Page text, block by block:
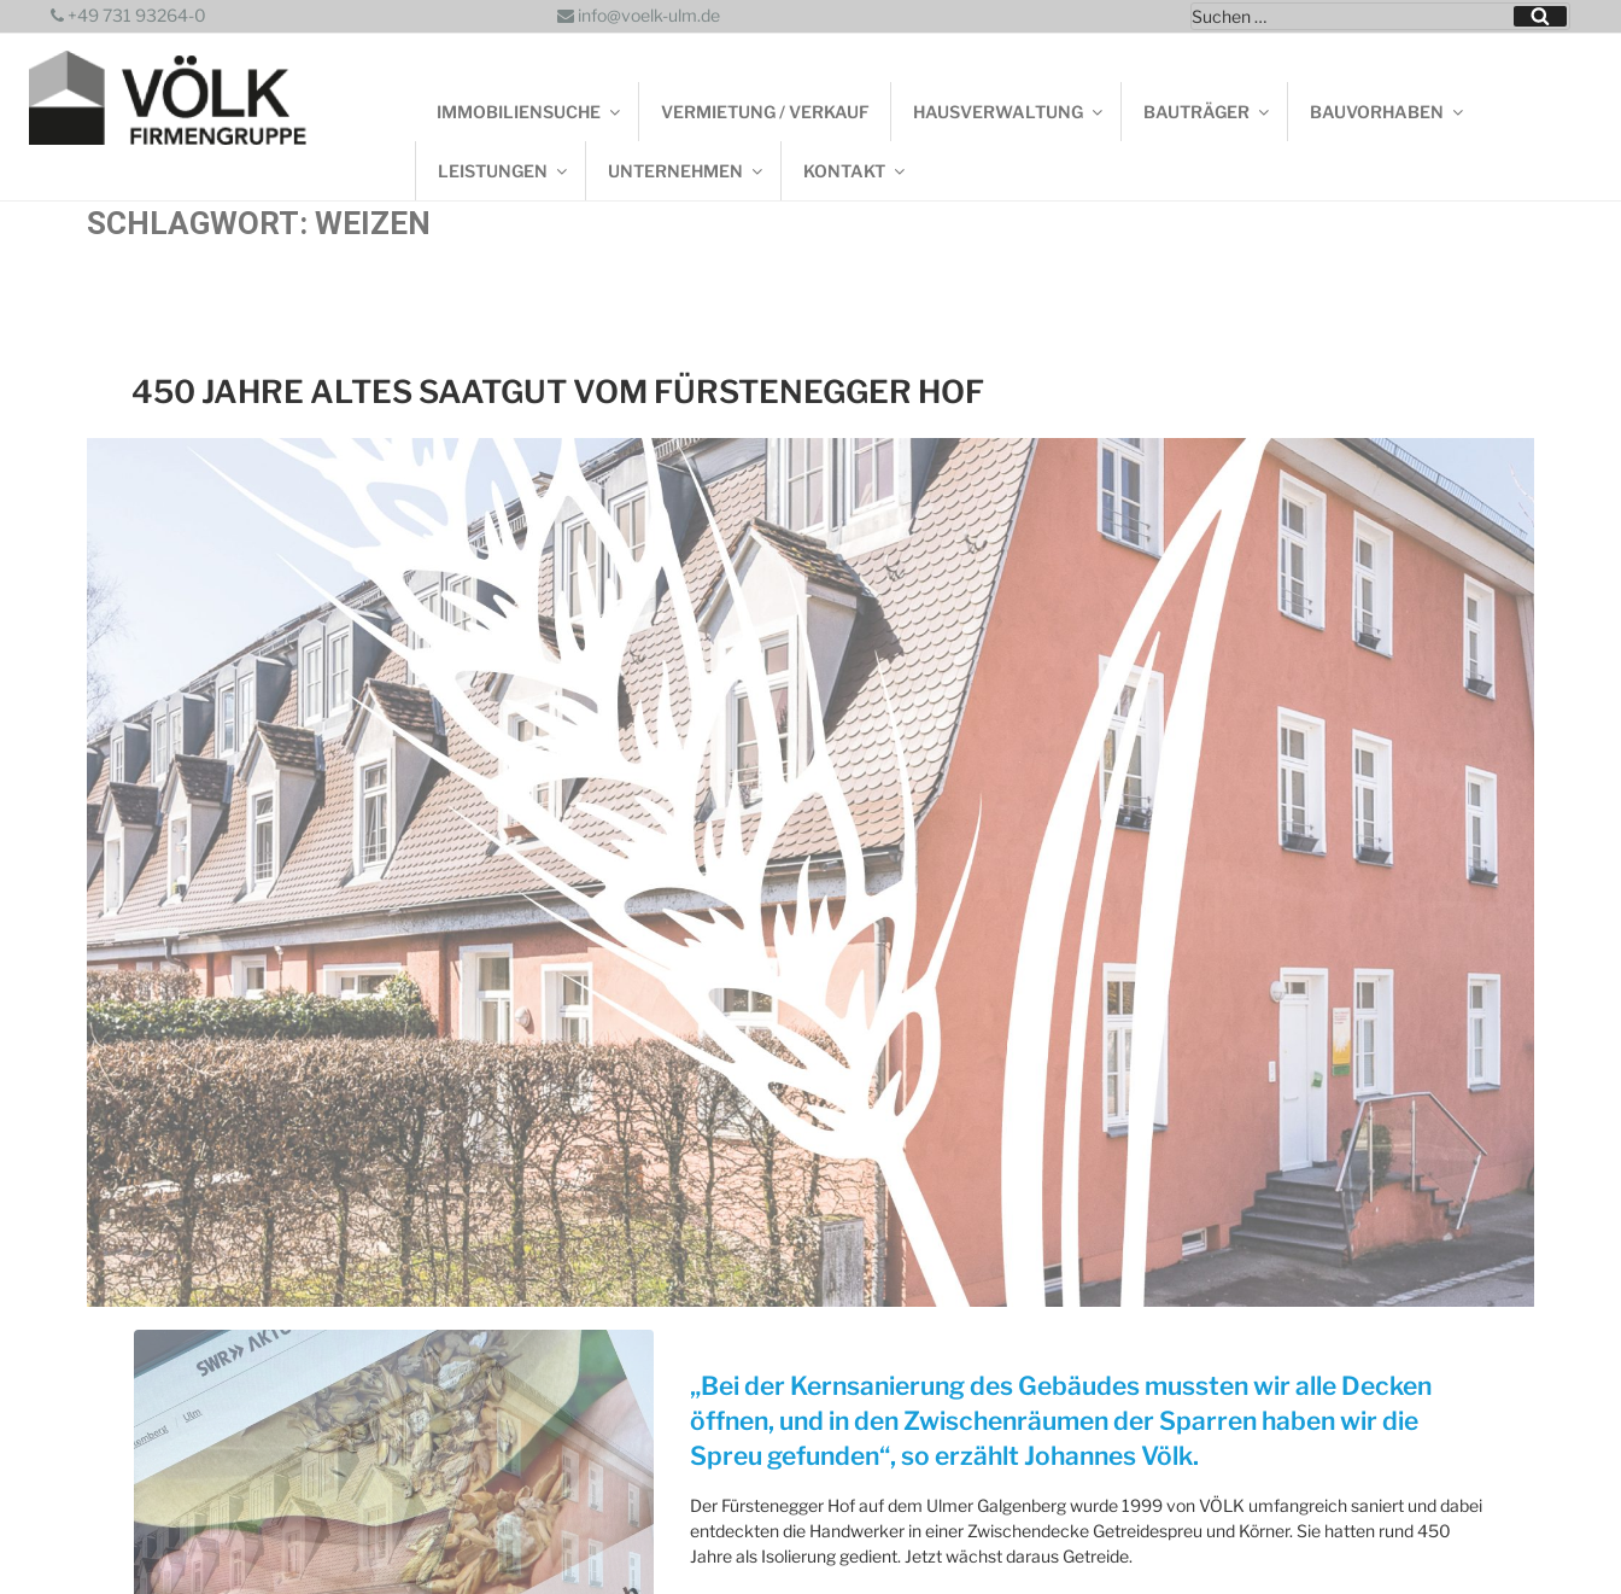
Inhalt
springen
+49 731 93264-0 info@voelk-ulm.de
Suchen
nach:
Suchen
IMMOBILIENSUCHE VERMIETUNG / VERKAUF HAUSVERWALTUNG BAUTRÄGER BAUVORHABEN
LEISTUNGEN UNTERNEHMEN KONTAKT
SCHLAGWORT: WEIZEN
450 JAHRE ALTES SAATGUT VOM FÜRSTENEGGER HOF
„Bei der Kernsanierung des Gebäudes mussten wir alle Decken
öffnen, und in den Zwischenräumen der Sparren haben wir die
Spreu gefunden“, so erzählt Johannes Völk.
Der Fürstenegger Hof auf dem Ulmer Galgenberg wurde 1999 von VÖLK umfangreich saniert und dabei
entdeckten die Handwerker in einer Zwischendecke Getreidespreu und Körner. Sie hatten rund 450
Jahre als Isolierung gedient. Jetzt wächst daraus Getreide.